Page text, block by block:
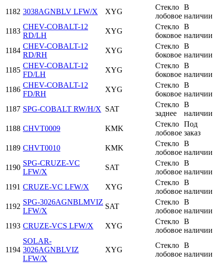
1182 3038AGNBLV LFW/X XYG
Стекло
лобовое
В
наличии
1183
CHEV-COBALT-12
RD/LH
XYG
Стекло
боковое
В
наличии
1184
CHEV-COBALT-12
RD/RH
XYG
Стекло
боковое
В
наличии
1185
CHEV-COBALT-12
FD/LH
XYG
Стекло
боковое
В
наличии
1186
CHEV-COBALT-12
FD/RH
XYG
Стекло
боковое
В
наличии
1187 SPG-COBALT RW/H/X SAT
Стекло
заднее
В
наличии
1188 CHVT0009 KMK
Стекло
лобовое
Под
заказ
1189 CHVT0010 KMK
Стекло
лобовое
В
наличии
1190
SPG-CRUZE-VC
LFW/X
SAT
Стекло
лобовое
В
наличии
1191 CRUZE-VC LFW/X XYG
Стекло
лобовое
В
наличии
1192
SPG-3026AGNBLMVIZ
LFW/X
SAT
Стекло
лобовое
В
наличии
1193 CRUZE-VCS LFW/X XYG
Стекло
лобовое
В
наличии
1194
SOLAR-
3026AGNBLVIZ
LFW/X
XYG
Стекло
лобовое
В
наличии